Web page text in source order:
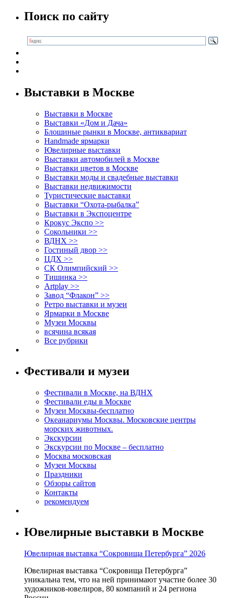
Поиск по сайту
Выставки в Москве
Выставки в Москве
Выставки «Дом и Дача»
Блошиные рынки в Москве, антиквариат
Handmade ярмарки
Ювелирные выставки
Выставки автомобилей в Москве
Выставки цветов в Москве
Выставки моды и свадебные выставки
Выставки недвижимости
Туристические выставки
Выставки “Охота-рыбалка”
Выставки в Экспоцентре
Крокус Экспо >>
Сокольники >>
ВДНХ >>
Гостиный двор >>
ЦДХ >>
СК Олимпийский >>
Тишинка >>
Artplay >>
Завод “Флакон” >>
Ретро выставки и музеи
Ярмарки в Москве
Музеи Москвы
всячина всякая
Все рубрики
Фестивали и музеи
Фестивали в Москве, на ВДНХ
Фестивали еды в Москве
Музеи Москвы-бесплатно
Океанариумы Москвы. Московские центры
морских животных.
Экскурсии
Экскурсии по Москве – бесплатно
Москва московская
Музеи Москвы
Праздники
Обзоры сайтов
Контакты
рекомендуем
Ювелирные выставки в Москве
Ювелирная выставка “Сокровища Петербурга” 2026
Ювелирная выставка “Сокровища Петербурга”
уникальна тем, что на ней принимают участие более 30
художников-ювелиров, 80 компаний и 24 региона